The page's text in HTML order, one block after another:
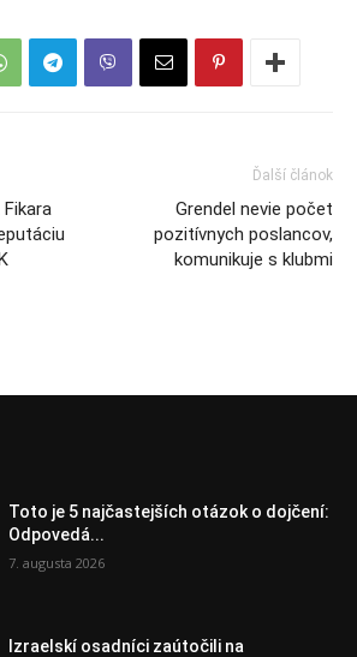
Ďalší článok
Grendel nevie počet
pozitívnych poslancov,
komunikuje s klubmi
Toto je 5 najčastejších otázok o dojčení:
Odpovedá...
7. augusta 2026
Izraelskí osadníci zaútočili na